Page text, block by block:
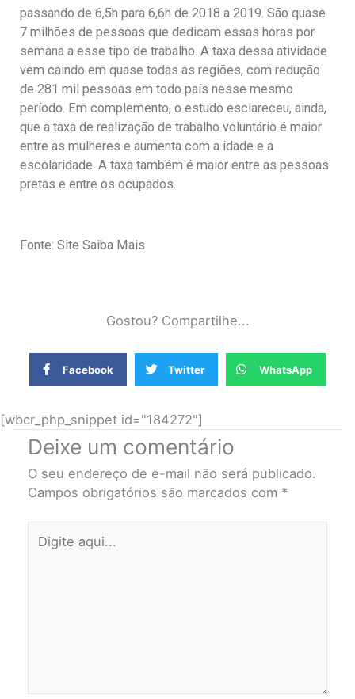
passando de 6,5h para 6,6h de 2018 a 2019. São quase
7 milhões de pessoas que dedicam essas horas por
semana a esse tipo de trabalho. A taxa dessa atividade
vem caindo em quase todas as regiões, com redução
de 281 mil pessoas em todo país nesse mesmo
período. Em complemento, o estudo esclareceu, ainda,
que a taxa de realização de trabalho voluntário é maior
entre as mulheres e aumenta com a idade e a
escolaridade. A taxa também é maior entre as pessoas
pretas e entre os ocupados.
Fonte: Site Saiba Mais
Gostou? Compartilhe...
Facebook Twitter WhatsApp
[wbcr_php_snippet id="184272"]
Deixe um comentário
O seu endereço de e-mail não será publicado.
Campos obrigatórios são marcados com *
aqui...